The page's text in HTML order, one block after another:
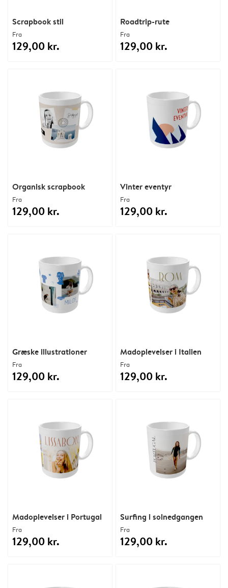
Græske illustrationer
Fra
129,00 kr.
Surfing i solnedgangen
Fra
129,00 kr.
Scrapbook stil
Fra
129,00 kr.
Roadtrip-rute
Fra
129,00 kr.
Madoplevelser i Italien
Fra
129,00 kr.
Madoplevelser i Portugal
Fra
129,00 kr.
Vinter eventyr
Fra
129,00 kr.
Organisk scrapbook
Fra
129,00 kr.